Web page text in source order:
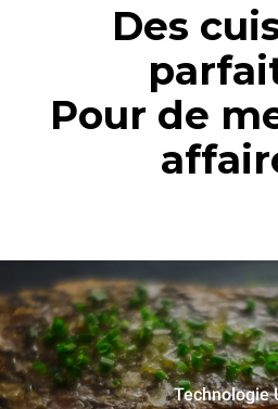
Des
Pour de
Technologie